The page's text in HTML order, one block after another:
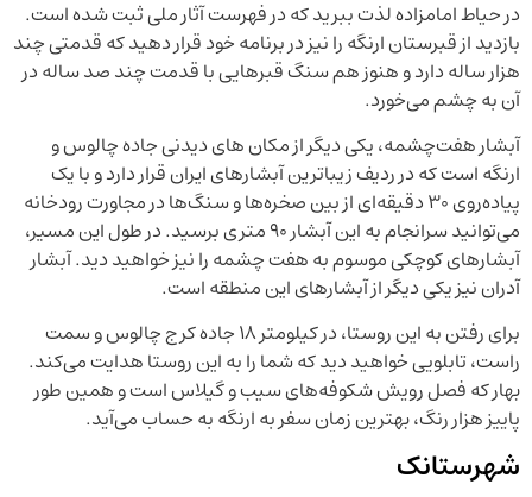
در حیاط امامزاده لذت ببرید که در فهرست آثار ملی ثبت شده است.
بازدید از قبرستان ارنگه را نیز در برنامه خود قرار دهید که قدمتی چند
هزار ساله دارد و هنوز هم سنگ قبرهایی با قدمت چند صد ساله در
آن به چشم می‌خورد.
آبشار هفت‌چشمه، یکی دیگر از مکان های دیدنی جاده چالوس و
ارنگه است که در ردیف زیباترین آبشارهای ایران قرار دارد و با یک
پیاده‌روی ۳۰ دقیقه‌ای از بین صخره‌ها و سنگ‌ها در مجاورت رودخانه
می‌توانید سرانجام به این آبشار ۹۰ متری برسید. در طول این مسیر،
آبشارهای کوچکی موسوم به هفت چشمه را نیز خواهید دید. آبشار
آدران نیز یکی دیگر از آبشارهای این منطقه است.
برای رفتن به این روستا، در کیلومتر ۱۸ جاده کرج چالوس و سمت
راست، تابلویی خواهید دید که شما را به این روستا هدایت می‌کند.
بهار که فصل رویش شکوفه‌های سیب و گیلاس است و همین طور
پاییز هزار رنگ، بهترین زمان سفر به ارنگه به حساب می‌آید.
شهرستانک